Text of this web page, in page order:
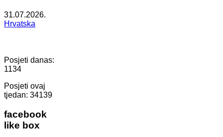
31.07.2026.
Hrvatska
Posjeti danas:
1134
Posjeti ovaj
tjedan: 34139
facebook
like box